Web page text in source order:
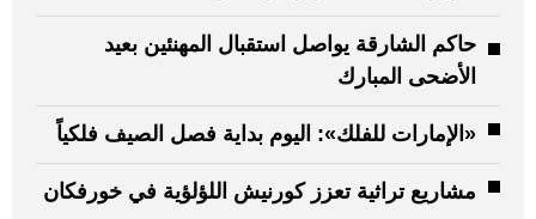
حاكم الشارقة يواصل استقبال المهنئين بعيد
الأضحى المبارك
«الإمارات للفلك»: اليوم بداية فصل الصيف فلكياً
مشاريع تراثية تعزز كورنيش اللؤلؤية في خورفكان